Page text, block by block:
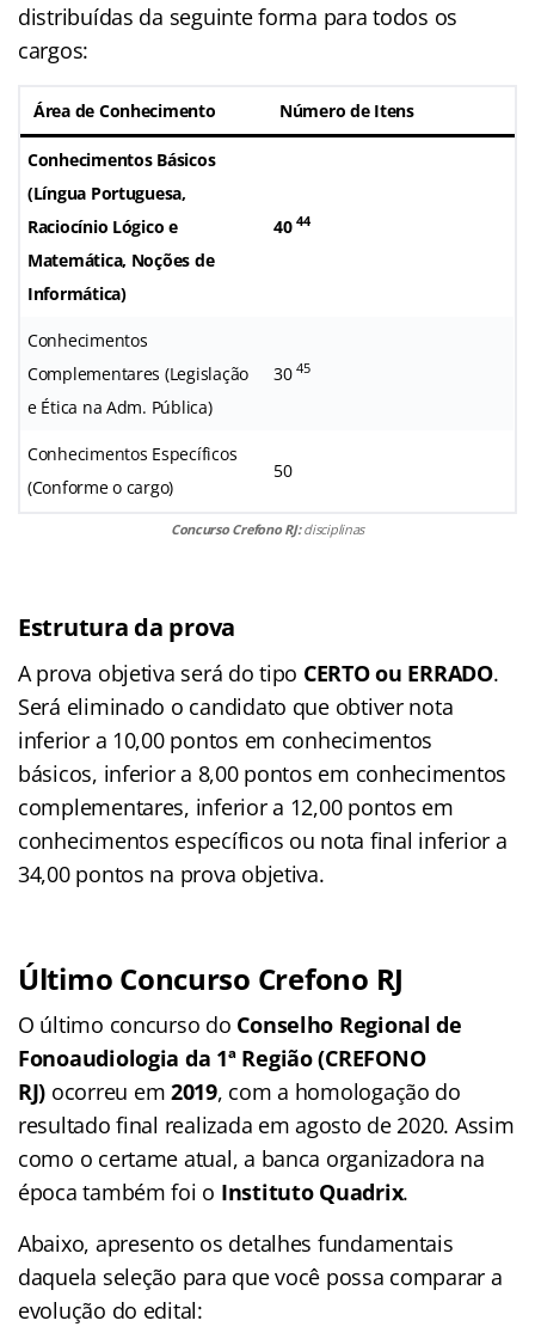
distribuídas da seguinte forma para todos os
cargos:
Área de Conhecimento Número de Itens
Conhecimentos Básicos
(Língua Portuguesa,
Raciocínio Lógico e
Matemática, Noções de
Informática)
4044
Conhecimentos
Complementares (Legislação
e Ética na Adm. Pública)
3045
Conhecimentos Específicos
(Conforme o cargo)
50
Concurso Crefono RJ:disciplinas
Estrutura da prova
A prova objetiva será do tipo CERTO ou ERRADO.
Será eliminado o candidato que obtiver nota
inferior a 10,00 pontos em conhecimentos
básicos, inferior a 8,00 pontos em conhecimentos
complementares, inferior a 12,00 pontos em
conhecimentos específicos ou nota final inferior a
34,00 pontos na prova objetiva.
Último Concurso Crefono RJ
O último concurso do Conselho Regional de
Fonoaudiologia da 1ª Região (CREFONO
RJ) ocorreu em 2019, com a homologação do
resultado final realizada em agosto de 2020. Assim
como o certame atual, a banca organizadora na
época também foi o Instituto Quadrix.
Abaixo, apresento os detalhes fundamentais
daquela seleção para que você possa comparar a
evolução do edital: